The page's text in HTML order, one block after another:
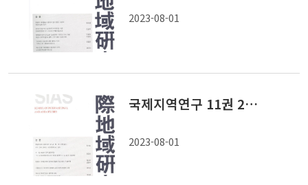
2023-08-01
국제지역연구 11권 2호 2002 여름
2023-08-01